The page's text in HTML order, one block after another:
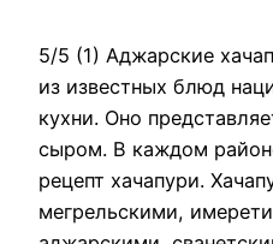
5/5 (1) Аджарские
из известных блюд
кухни. Оно
сыром. В каждом
рецепт хачапури.
мегрельскими,